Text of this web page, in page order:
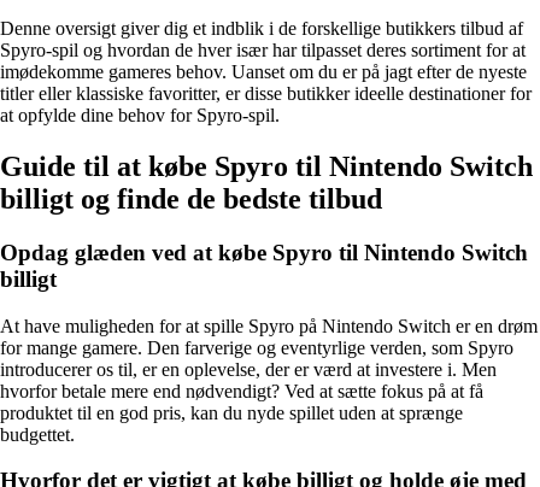
Denne oversigt giver dig et indblik i de forskellige butikkers tilbud af
Spyro-spil og hvordan de hver især har tilpasset deres sortiment for at
imødekomme gameres behov. Uanset om du er på jagt efter de nyeste
titler eller klassiske favoritter, er disse butikker ideelle destinationer for
at opfylde dine behov for Spyro-spil.
Guide til at købe Spyro til Nintendo Switch
billigt og finde de bedste tilbud
Opdag glæden ved at købe Spyro til Nintendo Switch
billigt
At have muligheden for at spille Spyro på Nintendo Switch er en drøm
for mange gamere. Den farverige og eventyrlige verden, som Spyro
introducerer os til, er en oplevelse, der er værd at investere i. Men
hvorfor betale mere end nødvendigt? Ved at sætte fokus på at få
produktet til en god pris, kan du nyde spillet uden at sprænge
budgettet.
Hvorfor det er vigtigt at købe billigt og holde øje med